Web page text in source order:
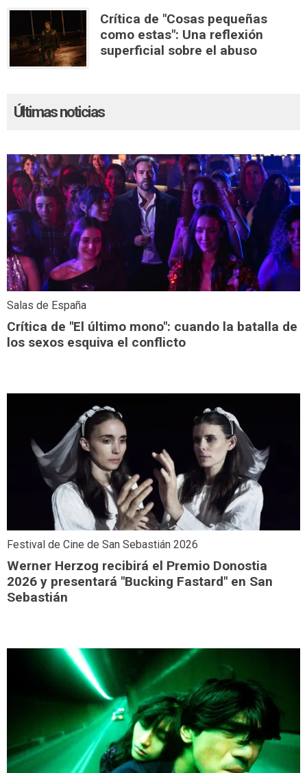
Crítica de "Cosas pequeñas
como estas": Una reflexión
superficial sobre el abuso
Últimas noticias
Salas de España
Crítica de "El último mono": cuando la batalla de
los sexos esquiva el conflicto
Festival de Cine de San Sebastián 2026
Werner Herzog recibirá el Premio Donostia
2026 y presentará "Bucking Fastard" en San
Sebastián